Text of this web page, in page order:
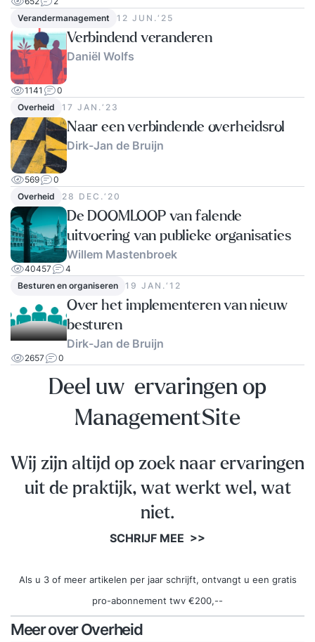
Verandermanagement
12 JUN.‘25
Verbindend veranderen
Daniël Wolfs
1141
0
Overheid
17 JAN.‘23
Naar een verbindende overheidsrol
Dirk-Jan de Bruijn
569
0
Overheid
28 DEC.‘20
De DOOMLOOP van falende
uitvoering van publieke organisaties
Willem Mastenbroek
40457
4
Besturen en organiseren
19 JAN.‘12
Over het implementeren van nieuw
besturen
Dirk-Jan de Bruijn
2657 0
Deel uw ervaringen op
ManagementSite
Wij zijn altijd op zoek naar ervaringen
uit de praktijk, wat werkt wel, wat
niet.
SCHRIJF MEE >>
Als u 3 of meer artikelen per jaar schrijft, ontvangt u een gratis
pro-abonnement twv €200,--
Meer over Overheid